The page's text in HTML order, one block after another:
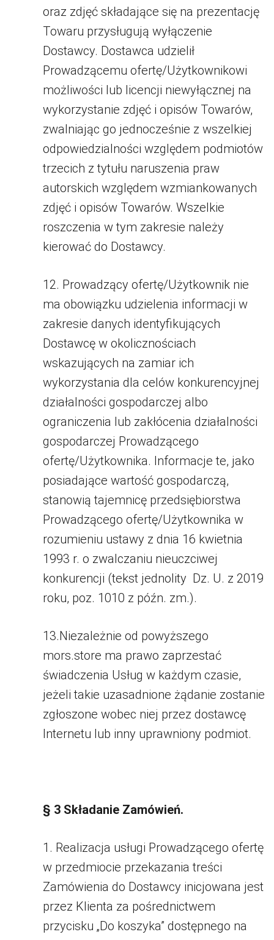
oraz zdjęć składające się na prezentację
Towaru przysługują wyłączenie
Dostawcy. Dostawca udzielił
Prowadzącemu ofertę/Użytkownikowi
możliwości lub licencji niewyłącznej na
wykorzystanie zdjęć i opisów Towarów,
zwalniając go jednocześnie z wszelkiej
odpowiedzialności względem podmiotów
trzecich z tytułu naruszenia praw
autorskich względem wzmiankowanych
zdjęć i opisów Towarów. Wszelkie
roszczenia w tym zakresie należy
kierować do Dostawcy.
12. Prowadzący ofertę/Użytkownik nie
ma obowiązku udzielenia informacji w
zakresie danych identyfikujących
Dostawcę w okolicznościach
wskazujących na zamiar ich
wykorzystania dla celów konkurencyjnej
działalności gospodarczej albo
ograniczenia lub zakłócenia działalności
gospodarczej Prowadzącego
ofertę/Użytkownika. Informacje te, jako
posiadające wartość gospodarczą,
stanowią tajemnicę przedsiębiorstwa
Prowadzącego ofertę/Użytkownika w
rozumieniu ustawy z dnia 16 kwietnia
1993 r. o zwalczaniu nieuczciwej
konkurencji (tekst jednolity Dz. U. z 2019
roku, poz. 1010 z późn. zm.).
13.Niezależnie od powyższego
mors.store ma prawo zaprzestać
świadczenia Usług w każdym czasie,
jeżeli takie uzasadnione żądanie zostanie
zgłoszone wobec niej przez dostawcę
Internetu lub inny uprawniony podmiot.
§ 3 Składanie Zamówień.
1. Realizacja usługi Prowadzącego ofertę
w przedmiocie przekazania treści
Zamówienia do Dostawcy inicjowana jest
przez Klienta za pośrednictwem
przycisku „Do koszyka” dostępnego na